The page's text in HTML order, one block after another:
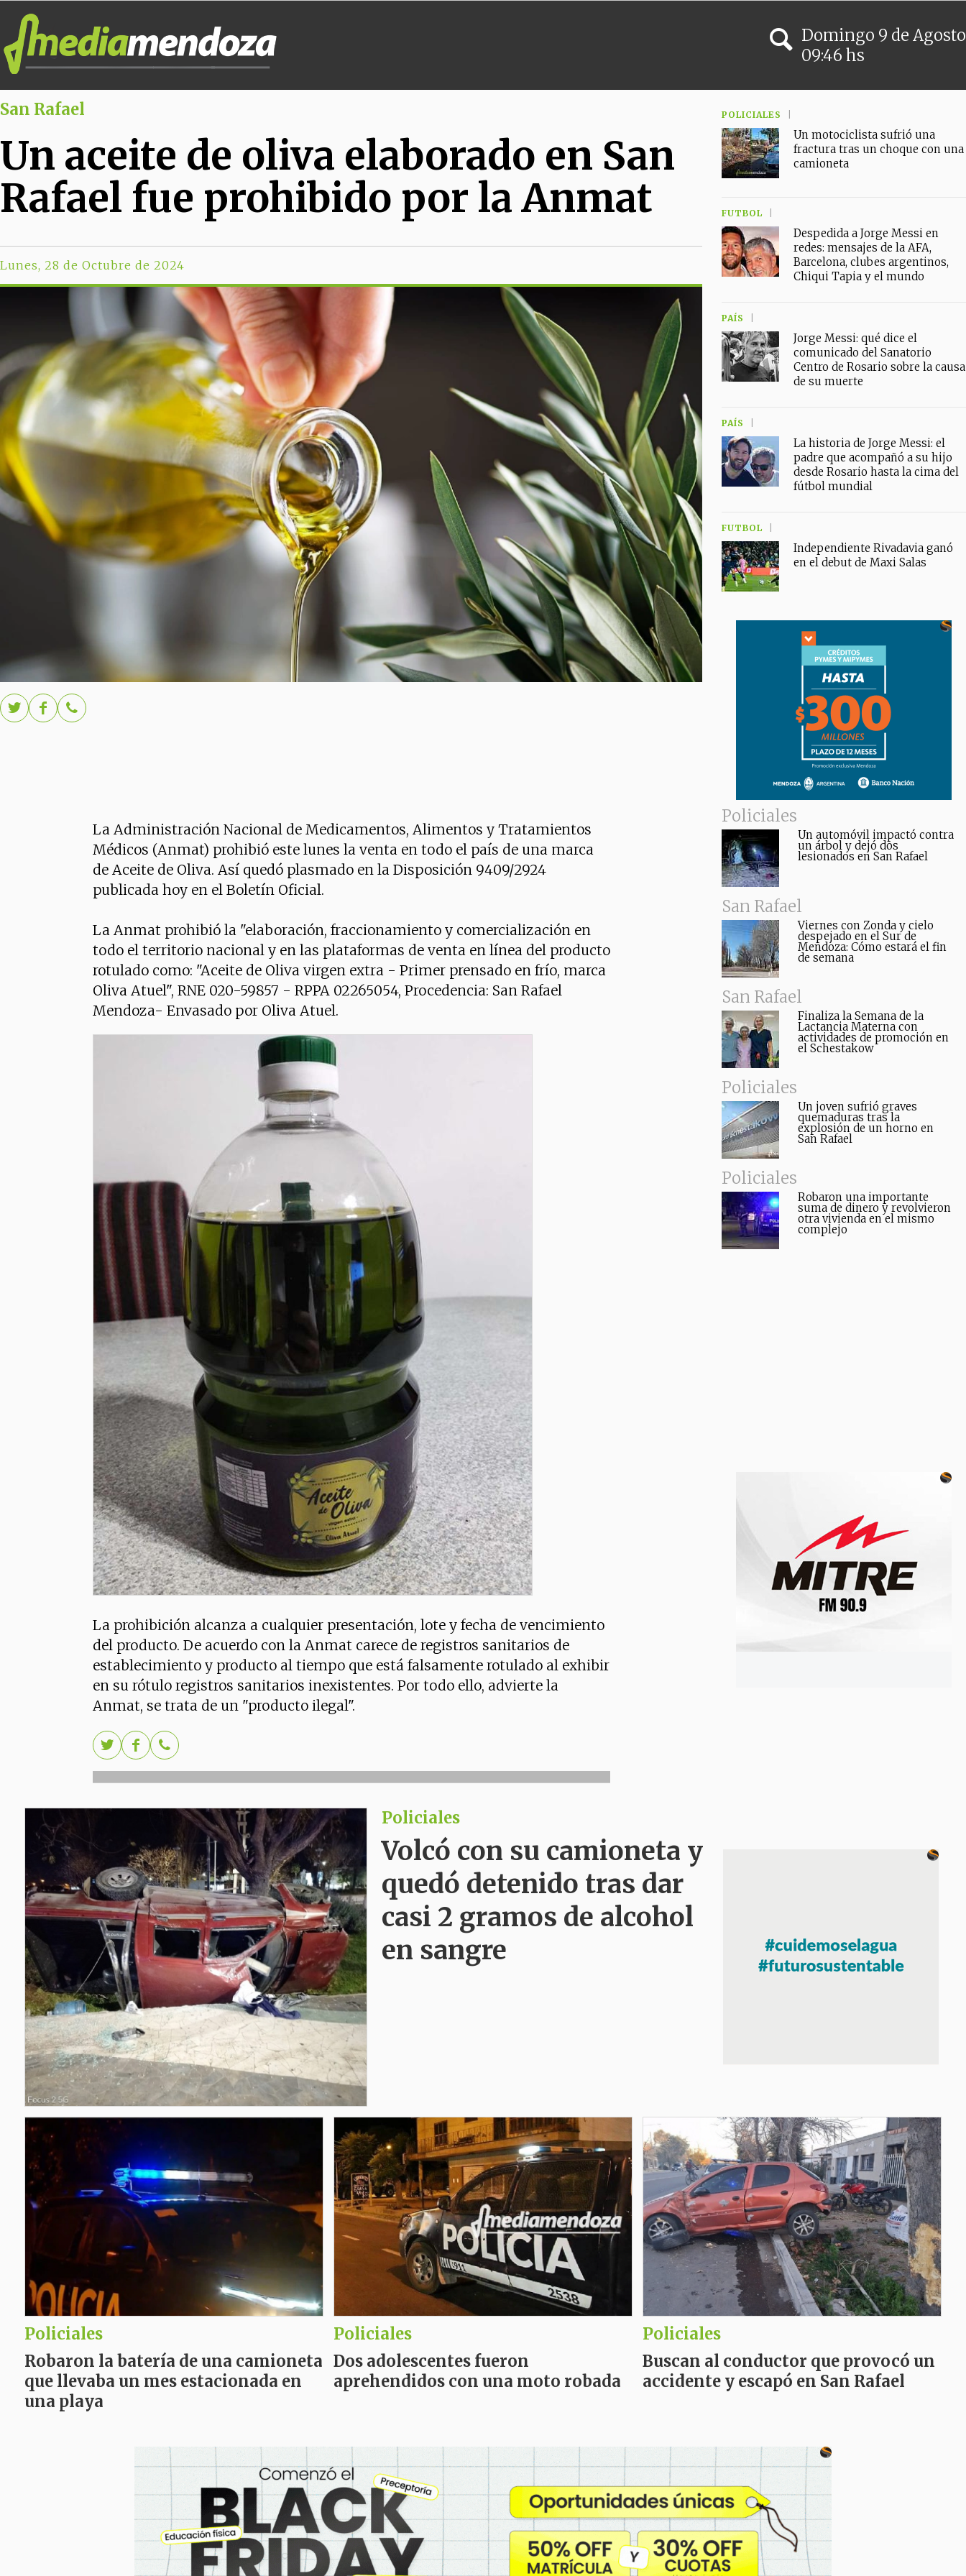
Domingo 9 de Agosto
09:46 hs
San Rafael
Un aceite de oliva elaborado en San
Rafael fue prohibido por la Anmat
Lunes, 28 de Octubre de 2024
La Administración Nacional de Medicamentos, Alimentos y Tratamientos
Médicos (Anmat) prohibió este lunes la venta en todo el país de una marca
de Aceite de Oliva. Así quedó plasmado en la Disposición 9409/2924
publicada hoy en el Boletín Oficial.
La Anmat prohibió la "elaboración, fraccionamiento y comercialización en
todo el territorio nacional y en las plataformas de venta en línea del producto
rotulado como: "Aceite de Oliva virgen extra - Primer prensado en frío, marca
Oliva Atuel", RNE 020-59857 - RPPA 02265054, Procedencia: San Rafael
Mendoza- Envasado por Oliva Atuel.
La prohibición alcanza a cualquier presentación, lote y fecha de vencimiento
del producto. De acuerdo con la Anmat carece de registros sanitarios de
establecimiento y producto al tiempo que está falsamente rotulado al exhibir
en su rótulo registros sanitarios inexistentes. Por todo ello, advierte la
Anmat, se trata de un "producto ilegal".
Policiales
Un automóvil impactó contra
un árbol y dejó dos
lesionados en San Rafael
San Rafael
Viernes con Zonda y cielo
despejado en el Sur de
Mendoza: Cómo estará el fin
de semana
San Rafael
Finaliza la Semana de la
Lactancia Materna con
actividades de promoción en
el Schestakow
Policiales
Un joven sufrió graves
quemaduras tras la
explosión de un horno en
San Rafael
Policiales
Robaron una importante
suma de dinero y revolvieron
otra vivienda en el mismo
complejo
POLICIALES
Un motociclista sufrió una
fractura tras un choque con una
camioneta
FUTBOL
Despedida a Jorge Messi en
redes: mensajes de la AFA,
Barcelona, clubes argentinos,
Chiqui Tapia y el mundo
PAÍS
Jorge Messi: qué dice el
comunicado del Sanatorio
Centro de Rosario sobre la causa
de su muerte
PAÍS
La historia de Jorge Messi: el
padre que acompañó a su hijo
desde Rosario hasta la cima del
fútbol mundial
FUTBOL
Independiente Rivadavia ganó
en el debut de Maxi Salas
Policiales
Volcó con su camioneta y
quedó detenido tras dar
casi 2 gramos de alcohol
en sangre
Policiales
Buscan al conductor que provocó un
accidente y escapó en San Rafael
Policiales
Dos adolescentes fueron
aprehendidos con una moto robada
Policiales
Robaron la batería de una camioneta
que llevaba un mes estacionada en
una playa